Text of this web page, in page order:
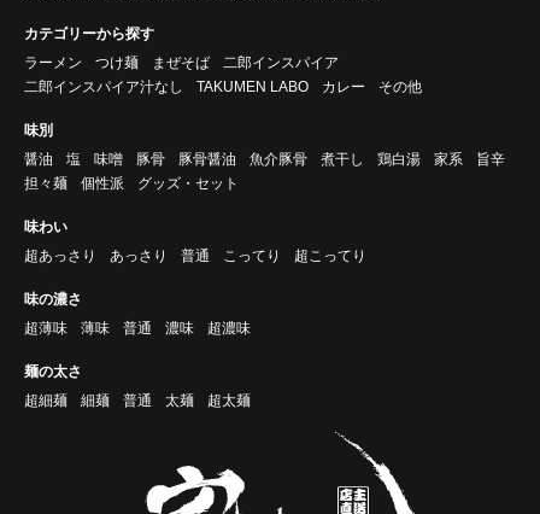
カテゴリーから探す
ラーメン
つけ麺 まぜそば
二郎インスパイア
二郎インスパイア汁なし
TAKUMEN LABO カレー その他
味別
醤油
塩 味噌 豚骨 豚骨醤油 魚介豚骨 煮干し 鶏白湯 家系
旨辛
担々麺
個性派 グッズ・セット
味わい
超あっさり
あっさり 普通 こってり 超こってり
味の濃さ
超薄味
薄味 普通 濃味 超濃味
麺の太さ
超細麺
細麺 普通 太麺 超太麺